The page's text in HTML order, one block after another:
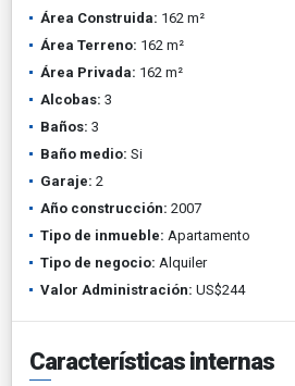
Área Construida: 162 m²
Área Terreno: 162 m²
Área Privada: 162 m²
Alcobas: 3
Baños: 3
Baño medio: Si
Garaje: 2
Año construcción: 2007
Tipo de inmueble: Apartamento
Tipo de negocio: Alquiler
Valor Administración: US$244
Características internas